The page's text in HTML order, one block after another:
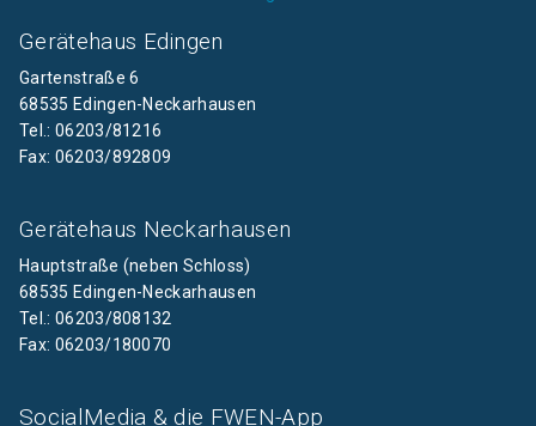
Gerätehaus Edingen
Gartenstraße 6
68535 Edingen-Neckarhausen
Tel.: 06203/81216
Fax: 06203/892809
Gerätehaus Neckarhausen
Hauptstraße (neben Schloss)
68535 Edingen-Neckarhausen
Tel.: 06203/808132
Fax: 06203/180070
SocialMedia & die FWEN-App